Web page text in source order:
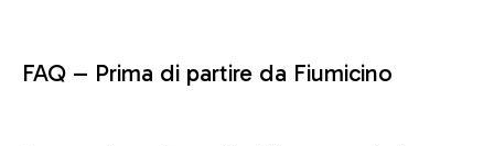
FAQ – Prima di partire da Fiumicino